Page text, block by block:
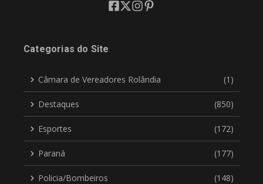
Categorias do Site
Câmara de Vereadores Rolândia (1)
Destaques (850)
Esportes (172)
Paraná (177)
Policia/Bombeiros (148)